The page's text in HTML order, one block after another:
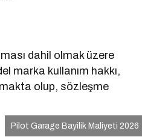
dahil olmak üzere
marka kullanım hakkı,
olup, sözleşme
Pilot Garage Bayilik Maliyeti 2026